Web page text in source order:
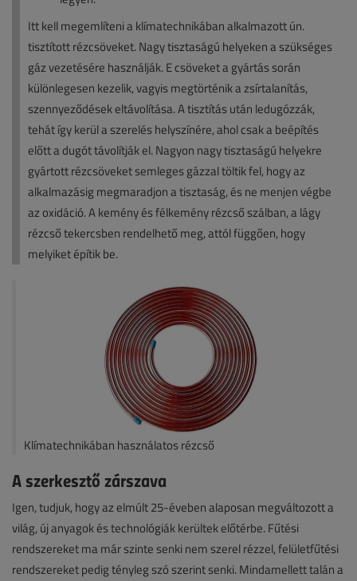
Itt kell megemlíteni a klímatechnikában alkalmazott ún.
tisztított rézcsöveket. Nagy tisztaságú helyeken a szükséges
gáz vezetésére használják. E csöveket a gyártás során
különlegesen kezelik, vagyis megtörténik a zsírtalanítás,
szennyeződések eltávolítása. A tisztítás után ledugózzák,
tehát így kerül a szerelés helyszínére, ahol csak a beépítés
előtt a dugót távolítják el. Nagyon nagy tisztaságú helyekre
gyártott rézcsöveket semleges gázzal töltik fel, hogy az
alkalmazásig megmaradjon a tisztaság, és ne menjen végbe
az oxidáció. A kemény és félkemény rézcső szálban, a lágy
rézcső tekercsben rendelhető meg, attól függően, hogy
melyiket építik be.
Klímatechnikában használatos rézcső
A szerkesztő zárszava
Igen, tudjuk, hogy az elmúlt 25-éveben alaposan megváltozott a
világ, új anyagok és technológiák kerültek előtérbe. Fűtési
rendszereket ma már szinte senki nem szerel rézzel, felületfűtési
rendszereket pedig tényleg szó szerint senki. Mindamellett talán a